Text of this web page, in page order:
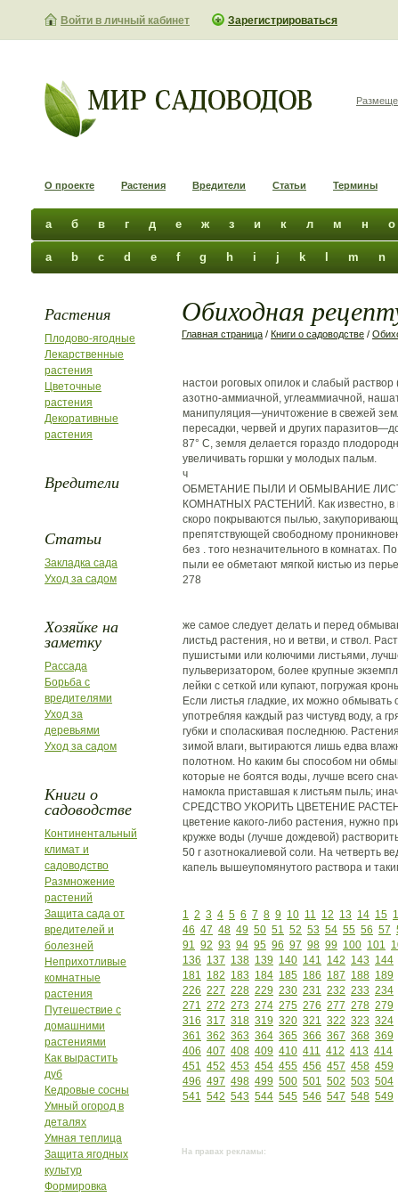
Войти в личный кабинет Зарегистрироваться
О проекте Растения Вредители Статьи Термины
а б в г д е ж з и к л м н о
a b c d e f g h i j k m n
Растения
Плодово-ягодные
Лекарственные
растения
Цветочные
растения
Декоративные
растения
Вредители
Статьи
Закладка сада
Уход за садом
Хозяйке на
заметку
Рассада
Борьба с
вредителями
Уход за
деревьями
Уход за садом
Книги о
садоводстве
Континентальный
климат и
садоводство
Размножение
растений
Защита сада от
вредителей и
болезней
Неприхотливые
комнатные
растения
Путешествие с
домашними
растениями
Как вырастить
дуб
Кедровые сосны
Умный огород в
деталях
Умная теплица
Защита ягодных
культур
Формировка
Обиходная
Главная страница / Книги о садоводстве /
настои роговых опилок и слабый
азотно-аммиачной, углеаммиачной,
манипуляция—уничтожение в свежей
пересадки, червей и других
87° С, земля делается гораздо
увеличивать горшки у молодых пальм.
ч
ОБМЕТАНИЕ ПЫЛИ И ОБМЫВАНИЕ
КОМНАТНЫХ РАСТЕНИЙ. Как известно, в
скоро покрываются пылью,
препятствующей свободному
без . того незначительного в комнатах.
пыли ее обметают мягкой кистью из
278
же самое следует делать и перед
листьд растения, но и ветви, и ствол.
пушистыми или колючими листьями,
пульверизатором, более крупные
лейки с сеткой или купают, погружая
Если листья гладкие, их можно обмывать
употребляя каждый раз чистувд воду, а
губки и споласкивая последнюю.
зимой влаги, вытираются лишь едва
полотном. Но каким бы способом ни
которые не боятся воды, лучше всего
намокла приставшая к листьям пыль;
СРЕДСТВО УКОРИТЬ ЦВЕТЕНИЕ
цветение какого-либо растения, нужно
кружке воды (лучше дождевой)
50 г азотнокалиевой соли. На четверть
капель вышеупомянутого раствора и
1 2 3 4 5 6 7 8 9 10 11 12 13 14 15
46 47 48 49 50 51 52 53 54 55 56 57
91 92 93 94 95 96 97 98 99 100 101
136 137 138 139 140 141 142 143 144
181 182 183 184 185 186 187 188 189
226 227 228 229 230 231 232 233 234
271 272 273 274 275 276 277 278 279
316 317 318 319 320 321 322 323 324
361 362 363 364 365 366 367 368 369
406 407 408 409 410 411 412 413 414
451 452 453 454 455 456 457 458 459
496 497 498 499 500 501 502 503 504
541 542 543 544 545 546 547 548 549
На правах рекламы: